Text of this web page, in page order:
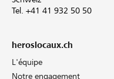
Tel. +41 41 932 50 50
heroslocaux.ch
L'équipe
Notre engagement